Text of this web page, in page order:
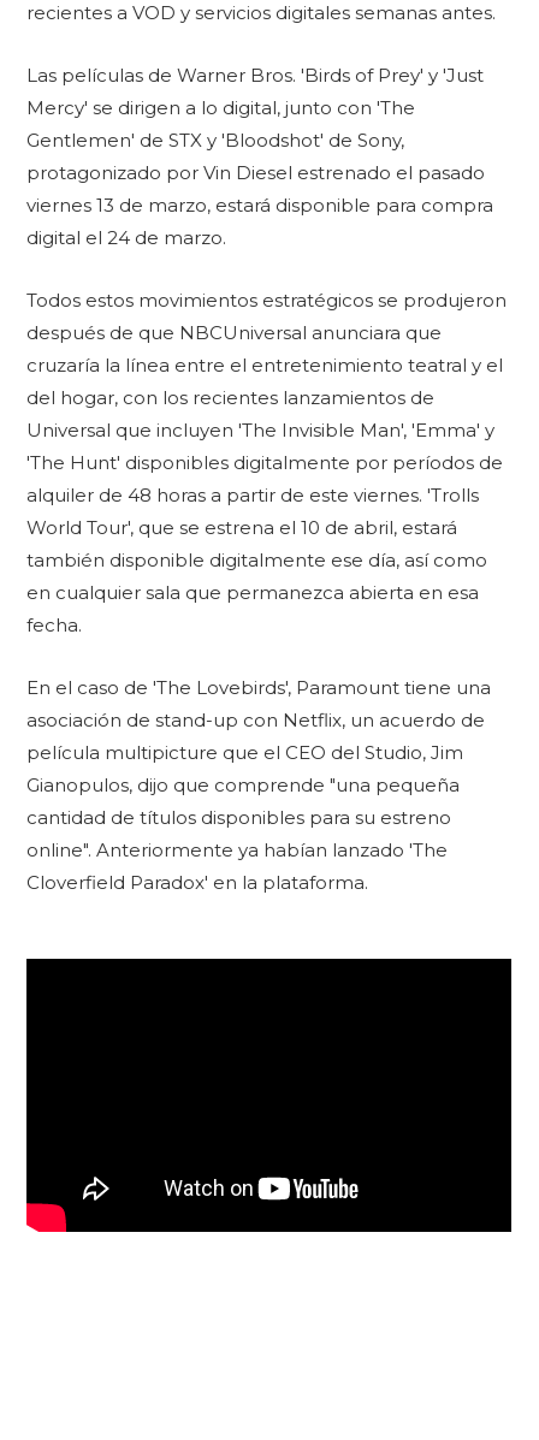
recientes a VOD y servicios digitales semanas antes.
Las películas de Warner Bros. 'Birds of Prey' y 'Just
Mercy' se dirigen a lo digital, junto con 'The
Gentlemen' de STX y 'Bloodshot' de Sony,
protagonizado por Vin Diesel estrenado el pasado
viernes 13 de marzo, estará disponible para compra
digital el 24 de marzo.
Todos estos movimientos estratégicos se produjeron
después de que NBCUniversal anunciara que
cruzaría la línea entre el entretenimiento teatral y el
del hogar, con los recientes lanzamientos de
Universal que incluyen 'The Invisible Man', 'Emma' y
'The Hunt' disponibles digitalmente por períodos de
alquiler de 48 horas a partir de este viernes. 'Trolls
World Tour', que se estrena el 10 de abril, estará
también disponible digitalmente ese día, así como
en cualquier sala que permanezca abierta en esa
fecha.
En el caso de 'The Lovebirds', Paramount tiene una
asociación de stand-up con Netflix, un acuerdo de
película multipicture que el CEO del Studio, Jim
Gianopulos, dijo que comprende "una pequeña
cantidad de títulos disponibles para su estreno
online". Anteriormente ya habían lanzado 'The
Cloverfield Paradox' en la plataforma.